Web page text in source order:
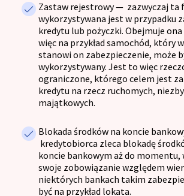
Zastaw rejestrowy— zazwyczaj ta
wykorzystywana jest w przypadku
kredytu lub pożyczki. Obejmuje
więc na przykład samochód, który
stanowi on zabezpieczenie, może
wykorzystywany. Jest to więc
ograniczone, którego celem jest
kredytu na rzecz ruchomych,
majątkowych.
Blokada środków na koncie
kredytobiorca zleca blokadę
koncie bankowym aż do momentu,
swoje zobowiązanie względem
niektórych bankach takim
być na przykład lokata.